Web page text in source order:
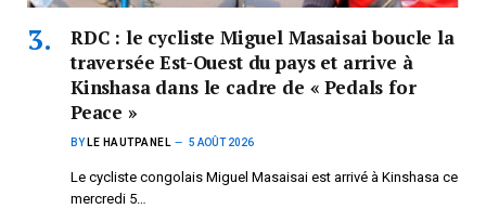
RDC : le cycliste Miguel Masaisai boucle la
traversée Est-Ouest du pays et arrive à
Kinshasa dans le cadre de « Pedals for
Peace »
BY LE HAUTPANEL 5 AOÛT 2026
Le cycliste congolais Miguel Masaisai est arrivé à Kinshasa ce
mercredi 5…